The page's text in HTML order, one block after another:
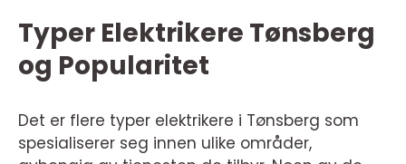
Typer Elektrikere Tønsberg
og Popularitet
Det er flere typer elektrikere i Tønsberg som
spesialiserer seg innen ulike områder,